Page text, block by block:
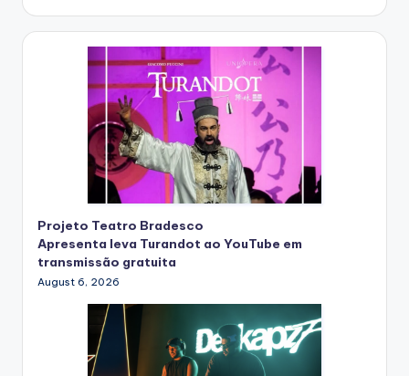
Projeto Teatro Bradesco
Apresenta leva Turandot ao YouTube em
transmissão gratuita
August 6, 2026